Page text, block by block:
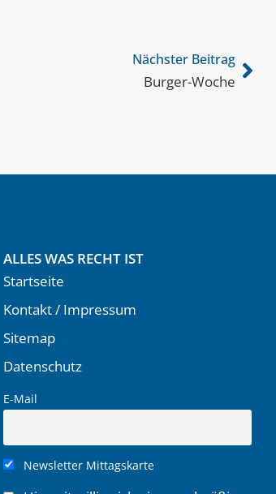
Nächster Beitrag
Burger-Woche
ALLES WAS RECHT IST
Startseite
Kontakt / Impressum
Sitemap
Datenschutz
E-Mail
Newsletter Mittagskarte